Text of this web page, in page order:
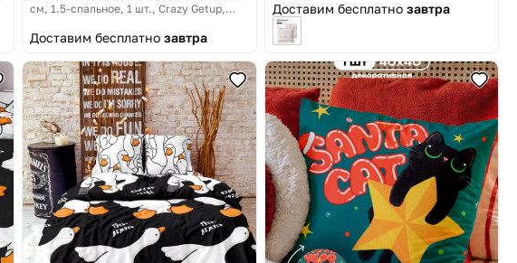
см, 1.5-спальное, 1 шт. Crazy Getup,
Доставим бесплатно завтра
Доставим бесплатно завтра